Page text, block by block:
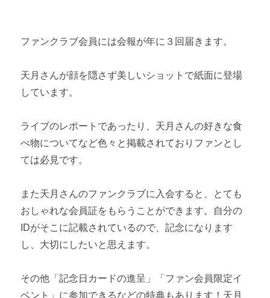
ファンクラブ会員には会報が年に３回届きます。
天月さんが顔を隠さず美しいショットで紙面に登場
しています。
ライブのレポートであったり、天月さんの好きな食
べ物についてなど色々と掲載されておりファンとし
ては必見です。
また天月さんのファンクラブに入会すると、とても
おしゃれな会員証をもらうことができます。自分の
IDがそこに記載されているので、記念になります
し、大切にしたいと思えます。
その他「記念日カードの進呈」「ファン会員限定イ
ベント」に参加できるなどの特典もあります！天月